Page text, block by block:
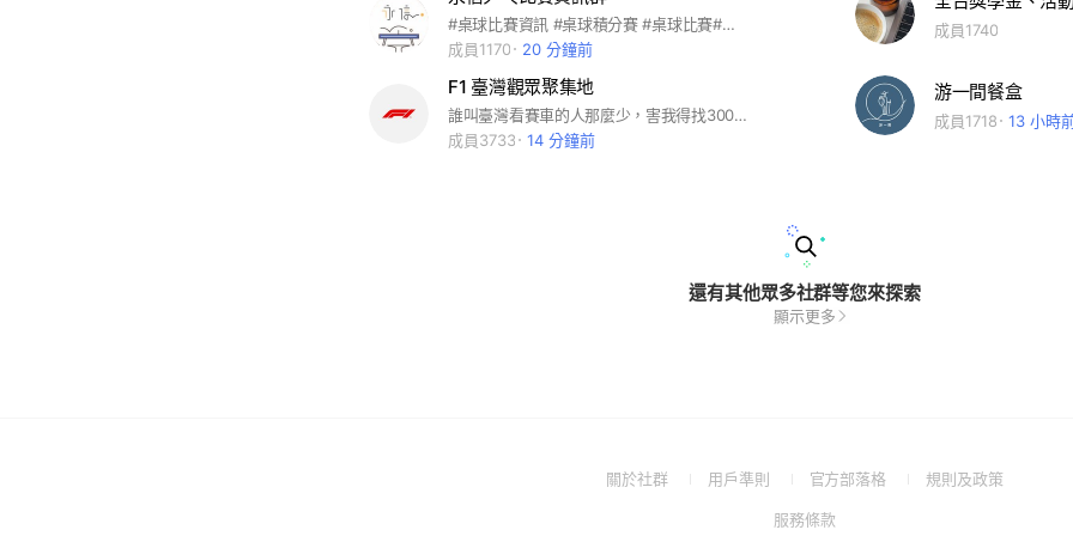
#桌球比賽資訊 #桌球積分賽 #桌球比賽#永信乒乓比賽資訊群
成員1170
20 分鐘前
成員1740
F1 臺灣觀眾聚集地
誰叫臺灣看賽車的人那麼少，害我得找3000多網友陪我看。 #F1 #Formula1 #賽車 #一級方程式賽車
成員3733
14 分鐘前
游一間餐盒
成員1718 13 小時
還有其他眾多社群等您來探索
顯示更多
關於社群
(Open用戶準則
(Open
a
官方部落格
(Open規則及政策(Open
服務條款(Open